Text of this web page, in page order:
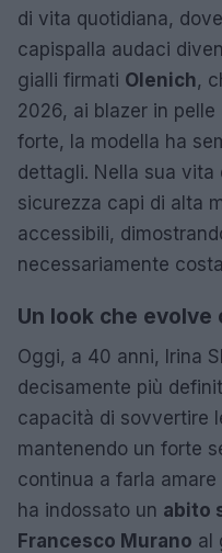
di vita quotidiana,
capispalla audaci
gialli firmati Olenich,
2026, ai blazer in
forte, la modella ha
dettagli. Nella sua
sicurezza capi di alta
accessibili,
necessariamente
Un look che evolve
Oggi, a 40 anni, Irina
decisamente più
capacità di sovvertire
mantenendo un forte
continua a farla
ha indossato un abito
Francesco Murano al